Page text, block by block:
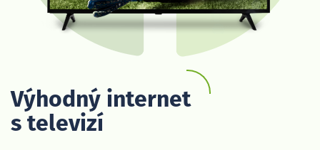
Výhodný internet
s televizí